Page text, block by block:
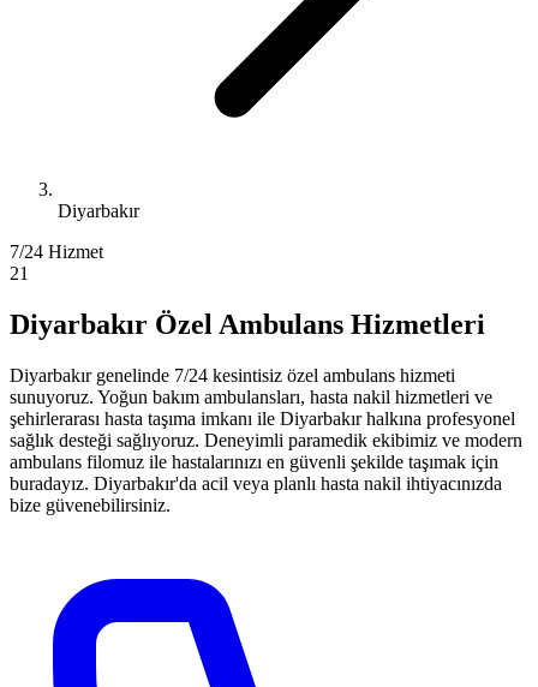
Diyarbakır
7/24 Hizmet
21
Diyarbakır Özel Ambulans Hizmetleri
Diyarbakır genelinde 7/24 kesintisiz özel ambulans hizmeti
sunuyoruz. Yoğun bakım ambulansları, hasta nakil hizmetleri ve
şehirlerarası hasta taşıma imkanı ile Diyarbakır halkına profesyonel
sağlık desteği sağlıyoruz. Deneyimli paramedik ekibimiz ve modern
ambulans filomuz ile hastalarınızı en güvenli şekilde taşımak için
buradayız. Diyarbakır'da acil veya planlı hasta nakil ihtiyacınızda
bize güvenebilirsiniz.